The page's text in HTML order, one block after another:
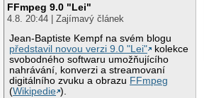
FFmpeg 9.0 "Lei"
4.8. 20:44 | Zajímavý článek
Jean-Baptiste Kempf na svém blogu
představil novou verzi 9.0 "Lei"
kolekce
svobodného softwaru umožňujícího
nahrávání, konverzi a streamovaní
digitálního zvuku a obrazu FFmpeg
(Wikipedie ).